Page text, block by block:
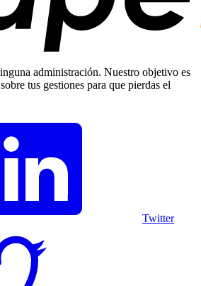
administración. Nuestro objetivo es
tus gestiones para que pierdas el
Twitter